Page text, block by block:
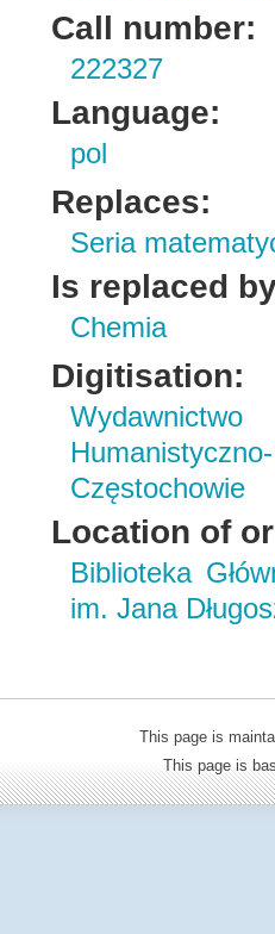
Call number:
222327
Language:
pol
Replaces:
Seria
Is replaced
Chemia
Digitisation:
Wydawnictwo
Częstochowie
Location of
Biblioteka
im. Jana
This page is
This page is